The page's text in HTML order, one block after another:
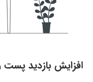
افزایش بازدید پست